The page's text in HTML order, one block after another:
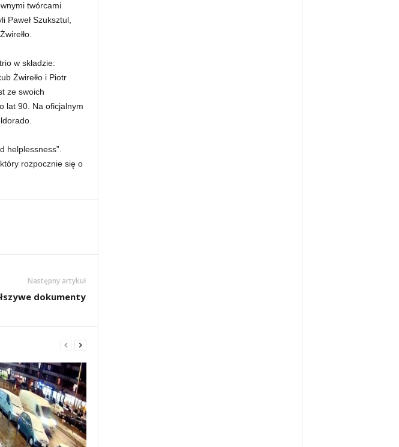
twórcami
Paweł Szuksztul,
w składzie:
Żwirełło i Piotr
ze swoich
lat 90. Na oficjalnym
helplessness”.
rozpocznie się o
Następny artykuł
dokumenty